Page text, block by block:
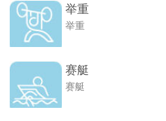
举重
举重
赛艇
赛艇